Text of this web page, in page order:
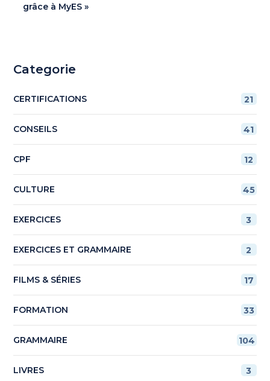
grâce à MyES »
Categorie
CERTIFICATIONS 21
CONSEILS 41
CPF 12
CULTURE 45
EXERCICES 3
EXERCICES ET GRAMMAIRE 2
FILMS & SÉRIES 17
FORMATION 33
GRAMMAIRE 104
LIVRES 3